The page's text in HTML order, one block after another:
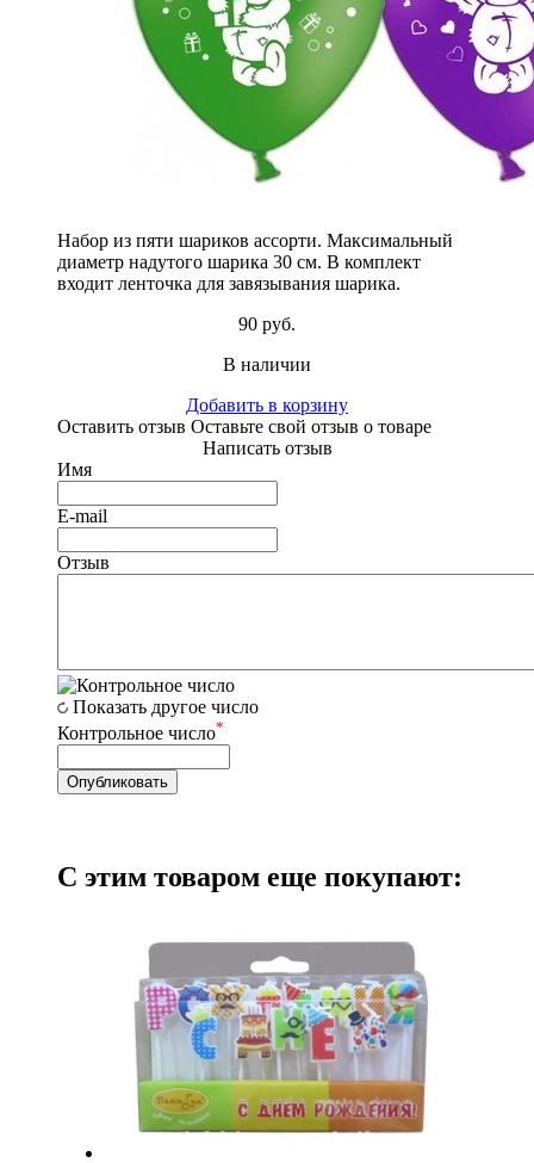
Набор из пяти шариков ассорти. Максимальный
диаметр надутого шарика 30 см. В комплект
входит ленточка для завязывания шарика.
90 руб.
В наличии
Добавить в корзину
Оставить отзыв Оставьте свой отзыв о товаре
Написать отзыв
Имя
E-mail
Отзыв
Показать другое число
Контрольное число*
С этим товаром еще покупают: